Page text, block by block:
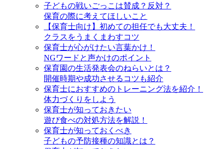
子どもの戦いごっこは賛成？反対？
保育の際に考えてほしいこと
【保育士向け】初めての担任でも大丈夫！
クラスをうまくまわすコツ
保育士が心がけたい言葉かけ！
NGワードと声かけのポイント
保育園の生活発表会のねらいとは？
開催時期や成功させるコツも紹介
保育士におすすめのトレーニング法を紹介！
体力づくりをしよう
保育士が知っておきたい
遊び食べの対処方法を解説！
保育士が知っておくべき
子どもの予防接種の知識とは？